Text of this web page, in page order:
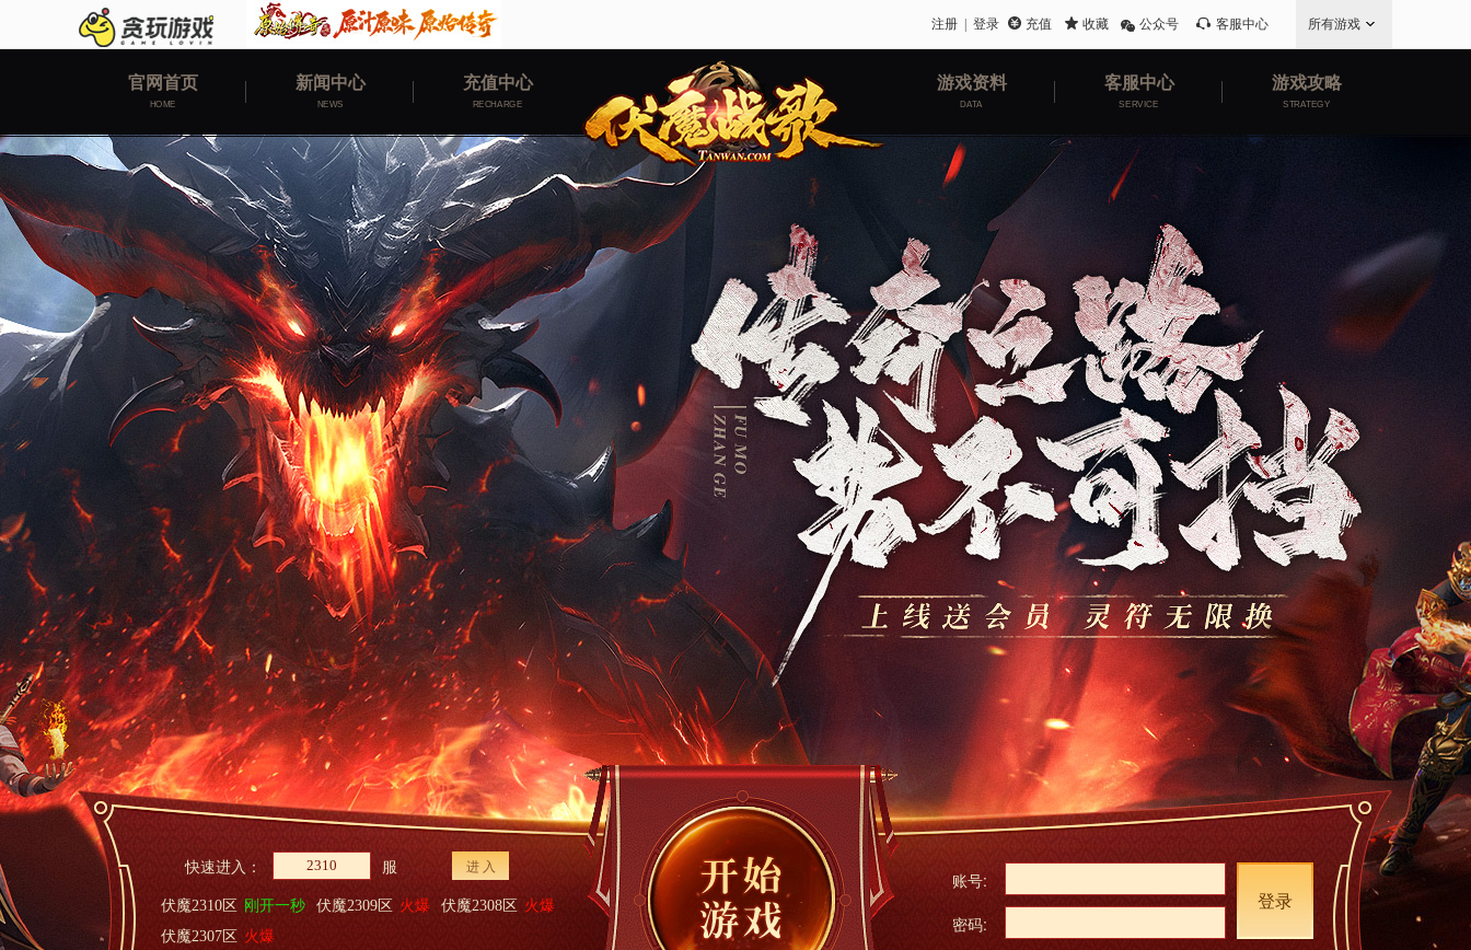
所有游戏
充值 收藏 公众号 客服中心
登录
注册
官网首页
HOME
新闻中心
NEWS
充值中心
RECHARGE
游戏资料
DATA
客服中心
SERVICE
游戏攻略
STRATEGY
快速进入： 服 进 入
伏魔2310区 刚开一秒 伏魔2309区 火爆 伏魔2308区 火爆
伏魔2307区 火爆
账号:
密码:
登录